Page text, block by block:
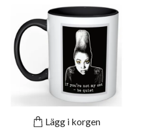
Lägg i korgen